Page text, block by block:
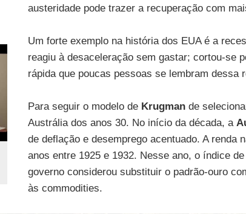
austeridade pode trazer a recuperação com
Um forte exemplo na história dos EUA é a
reagiu à desaceleração sem gastar; cortou-se
rápida que poucas pessoas se lembram dessa
Para seguir o modelo de Krugman de
Austrália dos anos 30. No início da década, a
de deflação e desemprego acentuado. A renda
anos entre 1925 e 1932. Nesse ano, o índice
governo considerou substituir o padrão-ouro
às commodities.